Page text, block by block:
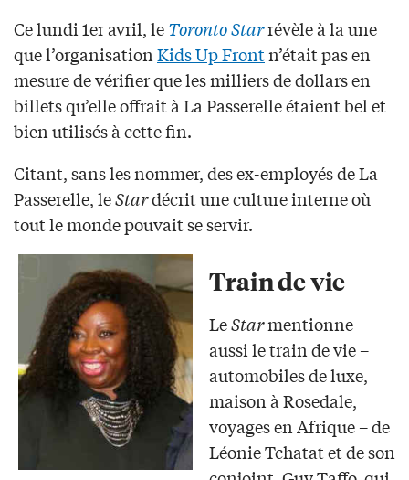
Ce lundi 1er avril, leToronto Starrévèle à la une
que l’organisationKids Up Frontn’était pas en
mesure de vérifier que les milliers de dollars en
billets qu’elle offrait à La Passerelle étaient bel et
bien utilisés à cette fin.
Citant, sans les nommer, des ex-employés de La
Passerelle, leStardécrit une culture interne où
tout le monde pouvait se servir.
Train de vie
LeStarmentionne
aussi le train de vie –
automobiles de luxe,
maison à Rosedale,
voyages en Afrique – de
Léonie Tchatat et de son